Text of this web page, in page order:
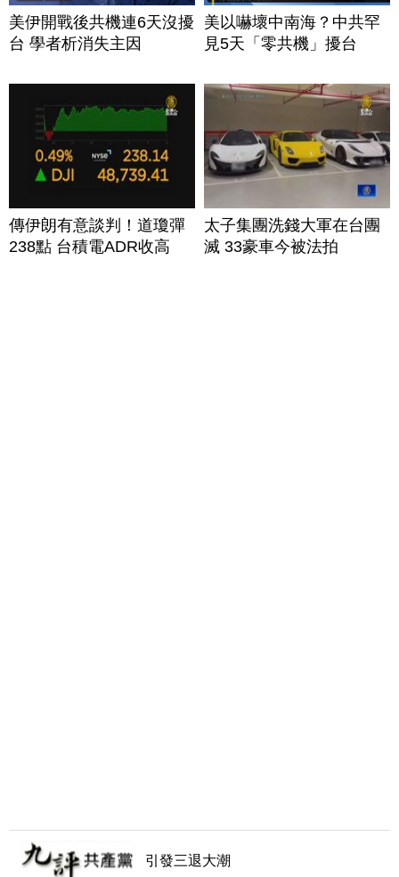
美伊開戰後共機連6天沒擾
台 學者析消失主因
美以嚇壞中南海？中共罕
見5天「零共機」擾台
傳伊朗有意談判！道瓊彈
238點 台積電ADR收高
太子集團洗錢大軍在台團
滅 33豪車今被法拍
引發三退大潮